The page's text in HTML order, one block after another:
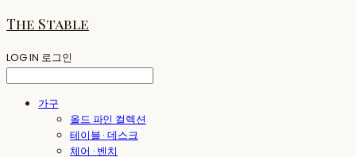
The Stable
LOG IN 로그인
가구
올드 파인 컬렉션
테이블 · 데스크
체어 · 벤치